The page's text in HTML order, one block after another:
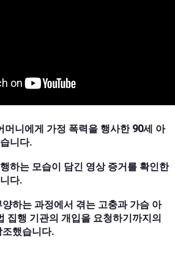
머니에게 가정 폭력을 행사한 90세 아
니다.
하는 모습이 담긴 영상 증거를 확인한
다.
하는 과정에서 겪는 고충과 가슴 아
집행 기관의 개입을 요청하기까지의
했습니다.